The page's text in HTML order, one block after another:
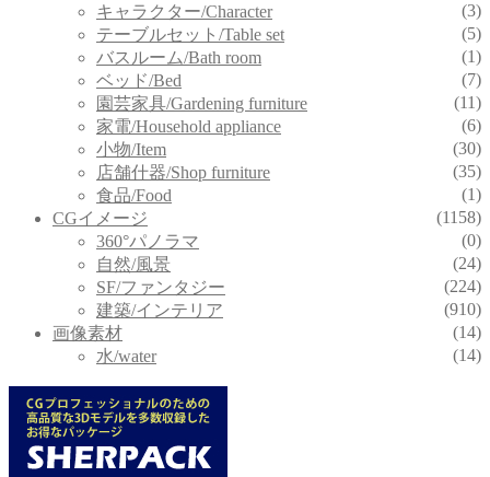
キャラクター/Character
(3)
テーブルセット/Table set
(5)
バスルーム/Bath room
(1)
ベッド/Bed
(7)
園芸家具/Gardening furniture
(11)
家電/Household appliance
(6)
小物/Item
(30)
店舗什器/Shop furniture
(35)
食品/Food
(1)
CGイメージ
(1158)
360°パノラマ
(0)
自然/風景
(24)
SF/ファンタジー
(224)
建築/インテリア
(910)
画像素材
(14)
水/water
(14)